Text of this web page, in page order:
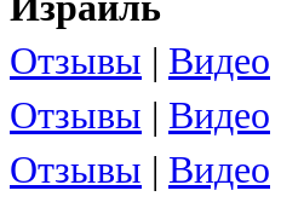
Отзывы | Видео
Отзывы | Видео
Отзывы | Видео